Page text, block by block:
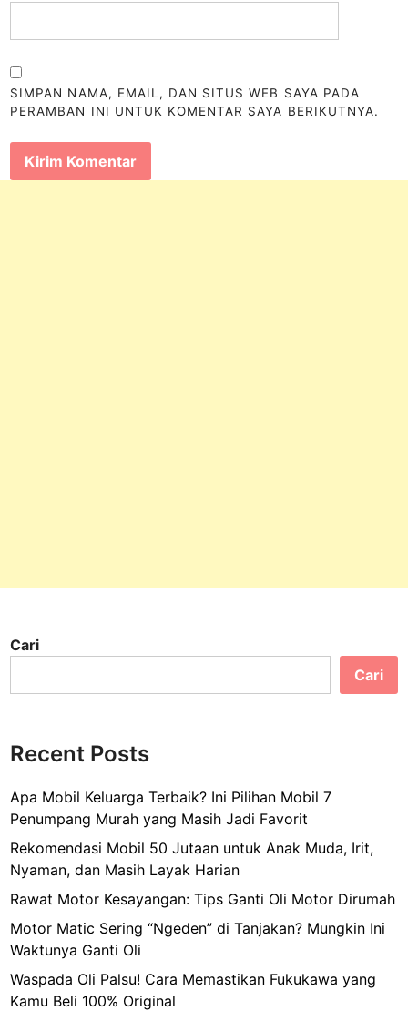
SIMPAN NAMA, EMAIL, DAN SITUS WEB SAYA PADA
PERAMBAN INI UNTUK KOMENTAR SAYA BERIKUTNYA.
Cari
Cari
Recent Posts
Apa Mobil Keluarga Terbaik? Ini Pilihan Mobil 7
Penumpang Murah yang Masih Jadi Favorit
Rekomendasi Mobil 50 Jutaan untuk Anak Muda, Irit,
Nyaman, dan Masih Layak Harian
Rawat Motor Kesayangan: Tips Ganti Oli Motor Dirumah
Motor Matic Sering “Ngeden” di Tanjakan? Mungkin Ini
Waktunya Ganti Oli
Waspada Oli Palsu! Cara Memastikan Fukukawa yang
Kamu Beli 100% Original